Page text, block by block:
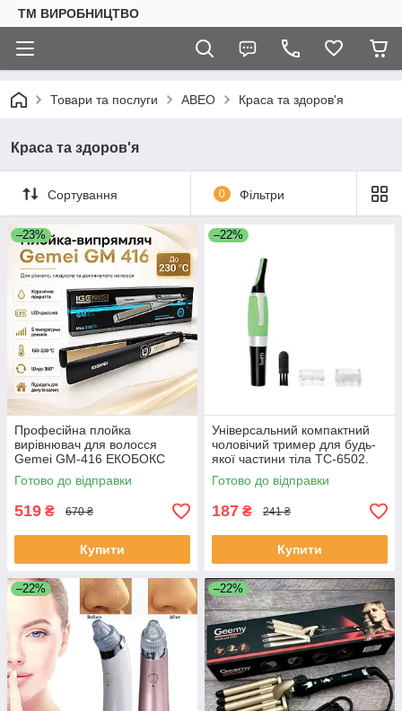
ТМ ВИРОБНИЦТВО
Товари та послуги АВЕО Краса та здоров'я
Краса та здоров'я
Сортування 0 Фільтри
–23%
Професійна плойка
вирівнювач для волосся
Gemei GM-416 ЕКОБОКС
Готово до відправки
519 ₴ 670 ₴
Купити
–22%
Універсальний компактний
чоловічий тример для будь-
якої частини тіла TC-6502.
Найкраща ціна! ЕКОБОКС
Готово до відправки
187 ₴ 241 ₴
Купити
–22% –22%